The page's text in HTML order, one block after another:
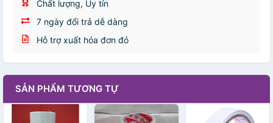
Chất lượng, Uy tín
7 ngày đổi trả dễ dàng
Hỗ trợ xuất hóa đơn đỏ
SẢN PHẨM TƯƠNG TỰ